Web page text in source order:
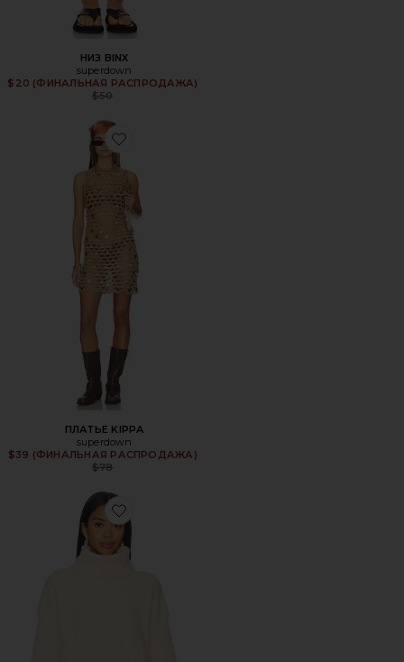
НИЗ BINX
superdown
$20 (ФИНАЛЬНАЯ РАСПРОДАЖА)
Previous price:
$50
Favorite ПЛАТЬЕ KIPPA
ПЛАТЬЕ KIPPA
superdown
$39 (ФИНАЛЬНАЯ РАСПРОДАЖА)
Previous price:
$78
Favorite ДЖЕМПЕР WINNIE